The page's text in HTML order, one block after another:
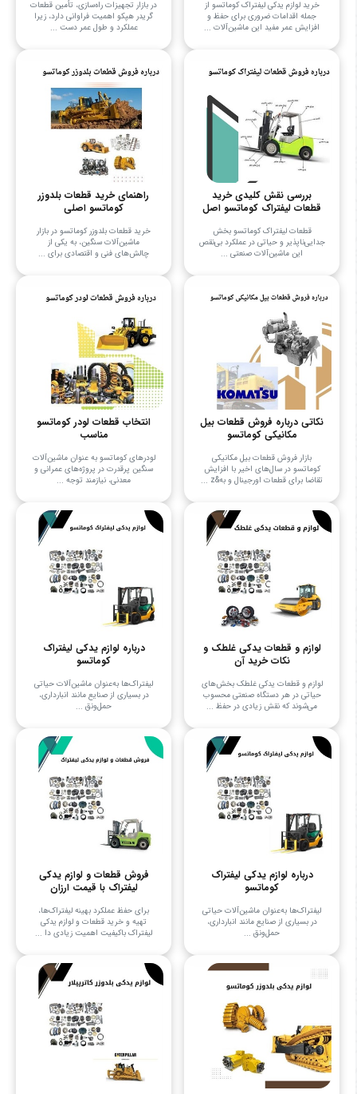
خرید لوازم یدکی لیفتراک کوماتسو از
جمله اقدامات ضروری برای حفظ و
افزایش عمر مفید این ماشین‌آلات ...
در بازار تجهیزات راه‌سازی، تأمین قطعات
گریدر هپکو اهمیت فراوانی دارد، زیرا
عملکرد و طول عمر دست ...
بررسی نقش کلیدی خرید
قطعات لیفتراک کوماتسو اصل
قطعات لیفتراک کوماتسو بخش
جدایی‌ناپذیر و حیاتی در عملکرد بی‌نقص
این ماشین‌آلات صنعتی ...
راهنمای خرید قطعات بلدوزر
کوماتسو اصلی
خرید قطعات بلدوزر کوماتسو در بازار
ماشین‌آلات سنگین، به یکی از
چالش‌های فنی و اقتصادی برای ...
نکاتی درباره فروش قطعات بیل
مکانیکی کوماتسو
بازار فروش قطعات بیل مکانیکی
کوماتسو در سال‌های اخیر با افزایش
تقاضا برای قطعات اورجینال و به&z ...
انتخاب قطعات لودر کوماتسو
مناسب
لودرهای کوماتسو به عنوان ماشین‌آلات
سنگین پرقدرت در پروژه‌های عمرانی و
معدنی، نیازمند توجه ...
لوازم و قطعات یدکی غلطک و
نکات خرید آن
لوازم و قطعات یدکی غلطک بخش‌های
حیاتی در هر دستگاه صنعتی محسوب
می‌شوند که نقش زیادی در حفظ ...
درباره لوازم یدکی لیفتراک
کوماتسو
لیفتراک‌ها به‌عنوان ماشین‌آلات حیاتی
در بسیاری از صنایع مانند انبارداری،
حمل‌ونق ...
درباره لوازم یدکی لیفتراک
کوماتسو
لیفتراک‌ها به‌عنوان ماشین‌آلات حیاتی
در بسیاری از صنایع مانند انبارداری،
حمل‌ونق ...
فروش قطعات و لوازم یدکی
لیفتراک با قیمت ارزان
برای حفظ عملکرد بهینه لیفتراک‌ها،
تهیه و خرید قطعات و لوازم یدکی
لیفتراک باکیفیت اهمیت زیادی دا ...